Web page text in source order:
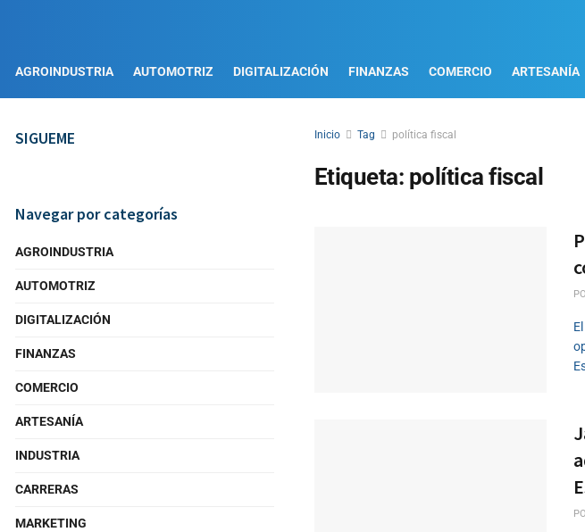
AGROINDUSTRIA AUTOMOTRIZ DIGITALIZACIÓN FINANZAS COMERCIO ARTESANÍA
Inicio Tag política fiscal
Etiqueta: política fiscal
SIGUEME
Navegar por categorías
AGROINDUSTRIA
AUTOMOTRIZ
DIGITALIZACIÓN
FINANZAS
COMERCIO
ARTESANÍA
INDUSTRIA
CARRERAS
MARKETING